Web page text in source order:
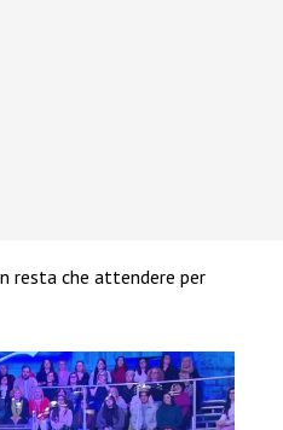
resta che attendere per